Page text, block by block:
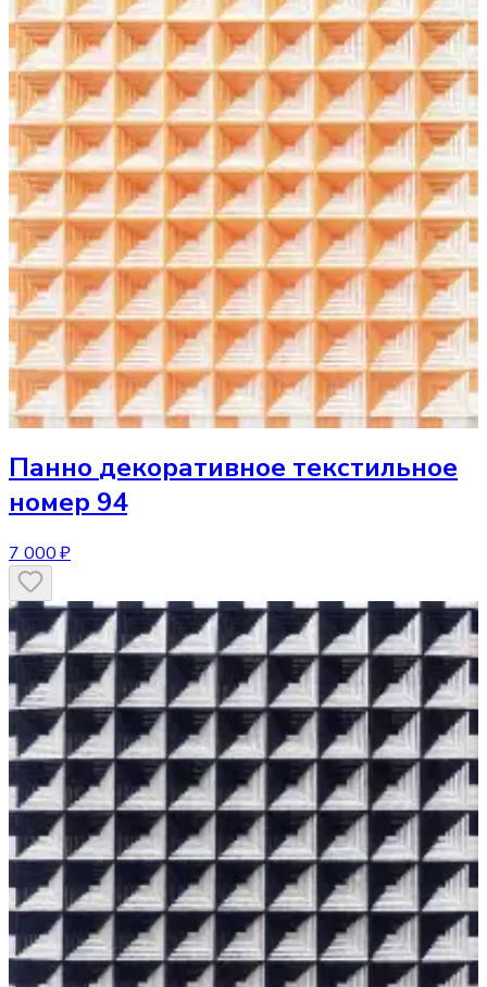
Панно декоративное текстильное
номер 94
7 000 ₽